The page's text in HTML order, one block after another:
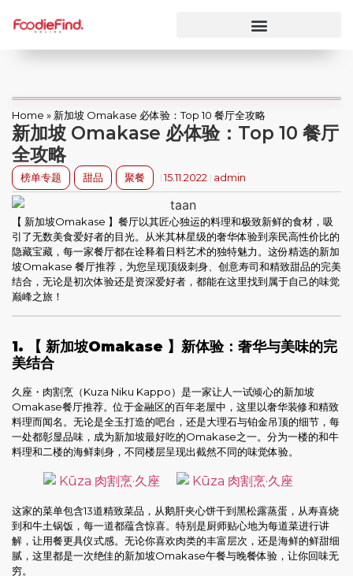
Home » 新加坡 Omakase 必体验：Top 10 餐厅全攻略
新加坡 Omakase 必体验：Top 10 餐厅
全攻略
榜单专题 甜品 聚餐 15.11.2022 admin
【 新加坡Omakase 】餐厅以其匠心独运的料理和极致新鲜的食材，吸
引了无数美食爱好者的目光。从米其林星级的奢华体验到亲民高性价比的
隐藏宝藏，每一家餐厅都在诠释着日料艺术的独特魅力。这份精选的新加
坡Omakase 餐厅推荐，为您呈现顶级刺身、创意寿司和精致甜品的完美
结合，无论是初次体验还是资深爱好者，都能在这里找到属于自己的味觉
巅峰之旅！
1. 【 新加坡Omakase 】新体验：奢华与美味的完
美结合
久座・肉割烹（Kuza Niku Kappo）是一家让人一试倾心的新加坡
Omakase餐厅推荐。位于金融区的百年老屋中，这里以奢华装修和精致
料理而闻名。无论是全玉打造的吧台，还是大理石与铂金吊顶的细节，每
一处都彰显品味，成为新加坡最好吃的Omakase之一。分为一楼的和牛
料理和二楼的海鲜刺身，不同楼层呈现出截然不同的味觉体验。
这家的菜单包含13道精致菜品，从鹅肝夹心饼干到黑松露蒸蛋，从寿喜烧
到和牛土锅饭，每一道都蕴含惊喜。特别是厨师贴心地为每道菜进行讲
解，让用餐更具仪式感。无论你喜欢肉类的丰富层次，还是海鲜的鲜甜细
腻，这里都是一次绝佳的新加坡Omakase午餐与晚餐体验，让你回味无
穷。